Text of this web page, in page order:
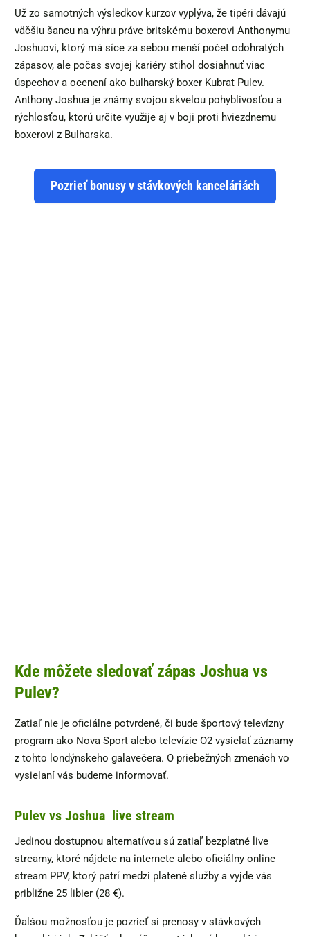
Už zo samotných výsledkov kurzov vyplýva, že tipéri dávajú
väčšiu šancu na výhru práve britskému boxerovi Anthonymu
Joshuovi, ktorý má síce za sebou menší počet odohratých
zápasov, ale počas svojej kariéry stihol dosiahnuť viac
úspechov a ocenení ako bulharský boxer Kubrat Pulev.
Anthony Joshua je známy svojou skvelou pohyblivosťou a
rýchlosťou, ktorú určite využije aj v boji proti hviezdnemu
boxerovi z Bulharska.
Pozrieť bonusy v stávkových kanceláriách
Kde môžete sledovať zápas Joshua vs
Pulev?
Zatiaľ nie je oficiálne potvrdené, či bude športový televízny
program ako Nova Sport alebo televízie O2 vysielať záznamy
z tohto londýnskeho galavečera. O priebežných zmenách vo
vysielaní vás budeme informovať.
Pulev vs Joshua live stream
Jedinou dostupnou alternatívou sú zatiaľ bezplatné live
streamy, ktoré nájdete na internete alebo oficiálny online
stream PPV, ktorý patrí medzi platené služby a vyjde vás
približne 25 libier (28 €).
Ďalšou možnosťou je pozrieť si prenosy v stávkových